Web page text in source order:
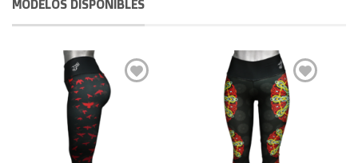
MODELOS DISPONIBLES